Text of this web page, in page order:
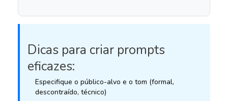
Dicas para criar prompts
eficazes:
Especifique o público-alvo e o tom (formal,
descontraído, técnico)